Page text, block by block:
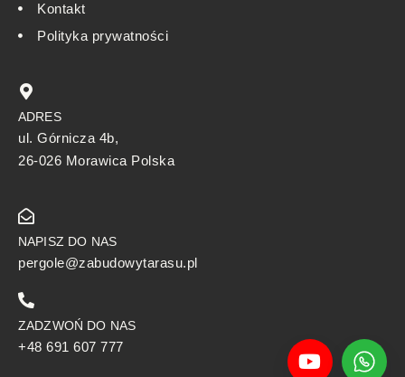
Kontakt
Polityka prywatności
ADRES
ul. Górnicza 4b,
26-026 Morawica Polska
NAPISZ DO NAS
pergole@zabudowytarasu.pl
ZADZWOŃ DO NAS
+48 691 607 777